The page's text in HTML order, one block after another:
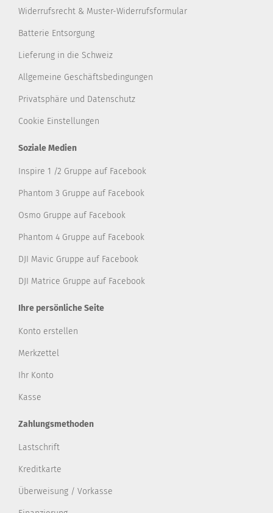
Widerrufsrecht & Muster-Widerrufsformular
Batterie Entsorgung
Lieferung in die Schweiz
Allgemeine Geschäftsbedingungen
Privatsphäre und Datenschutz
Cookie Einstellungen
Soziale Medien
Inspire 1 /2 Gruppe auf Facebook
Phantom 3 Gruppe auf Facebook
Osmo Gruppe auf Facebook
Phantom 4 Gruppe auf Facebook
DJI Mavic Gruppe auf Facebook
DJI Matrice Gruppe auf Facebook
Ihre persönliche Seite
Konto erstellen
Merkzettel
Ihr Konto
Kasse
Zahlungsmethoden
Lastschrift
Kreditkarte
Überweisung / Vorkasse